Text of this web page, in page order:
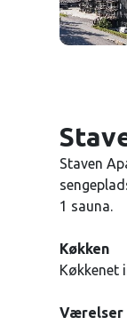
Staven
1 sauna.
Køkken
Køkkenet
Værelser